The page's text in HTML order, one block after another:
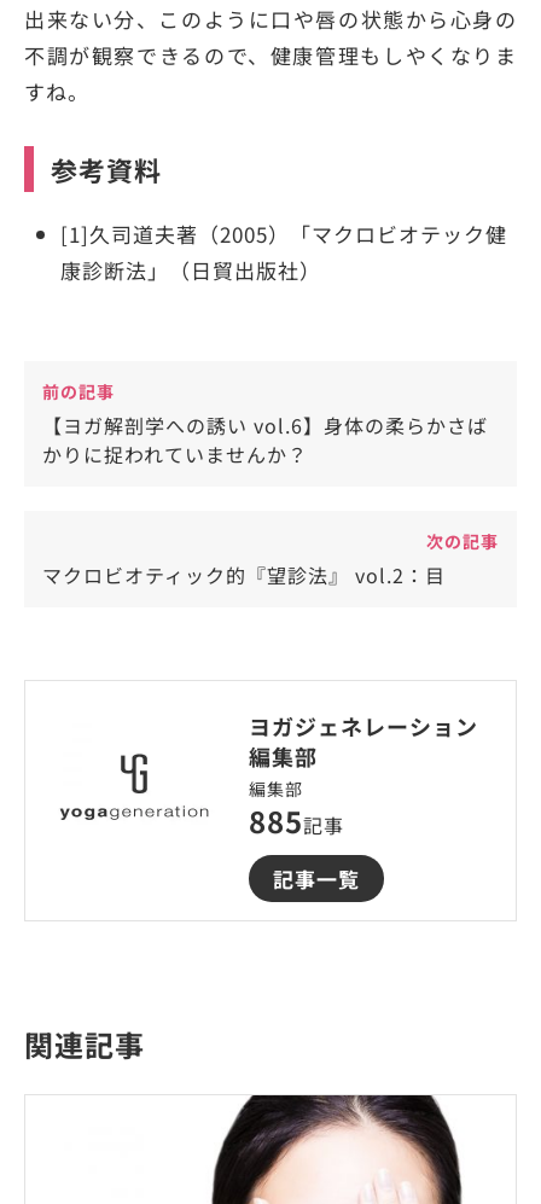
出来ない分、このように口や唇の状態から心身の
不調が観察できるので、健康管理もしやくなりま
すね。
参考資料
[1]久司道夫著（2005）「マクロビオテック健
康診断法」（日貿出版社）
前の記事
【ヨガ解剖学への誘い vol.6】身体の柔らかさば
かりに捉われていませんか？
次の記事
マクロビオティック的『望診法』 vol.2：目
ヨガジェネレーション
編集部
編集部
885記事
記事一覧
関連記事